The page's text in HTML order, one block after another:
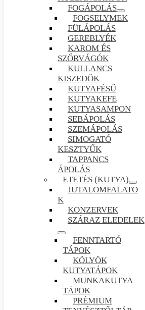
FOGÁPOLÁS
FOGSELYMEK
FÜLÁPOLÁS
GEREBLYÉK
KAROM ÉS
SZŐRVÁGÓK
KULLANCS
KISZEDŐK
KUTYAFÉSŰ
KUTYAKEFE
KUTYASAMPON
SEBÁPOLÁS
SZEMÁPOLÁS
SIMOGATÓ
KESZTYŰK
TAPPANCS
ÁPOLÁS
ETETÉS (KUTYA)
JUTALOMFALATO
K
KONZERVEK
SZÁRAZ ELEDELEK
FENNTARTÓ
TÁPOK
KÖLYÖK
KUTYATÁPOK
MUNKAKUTYA
TÁPOK
PRÉMIUM